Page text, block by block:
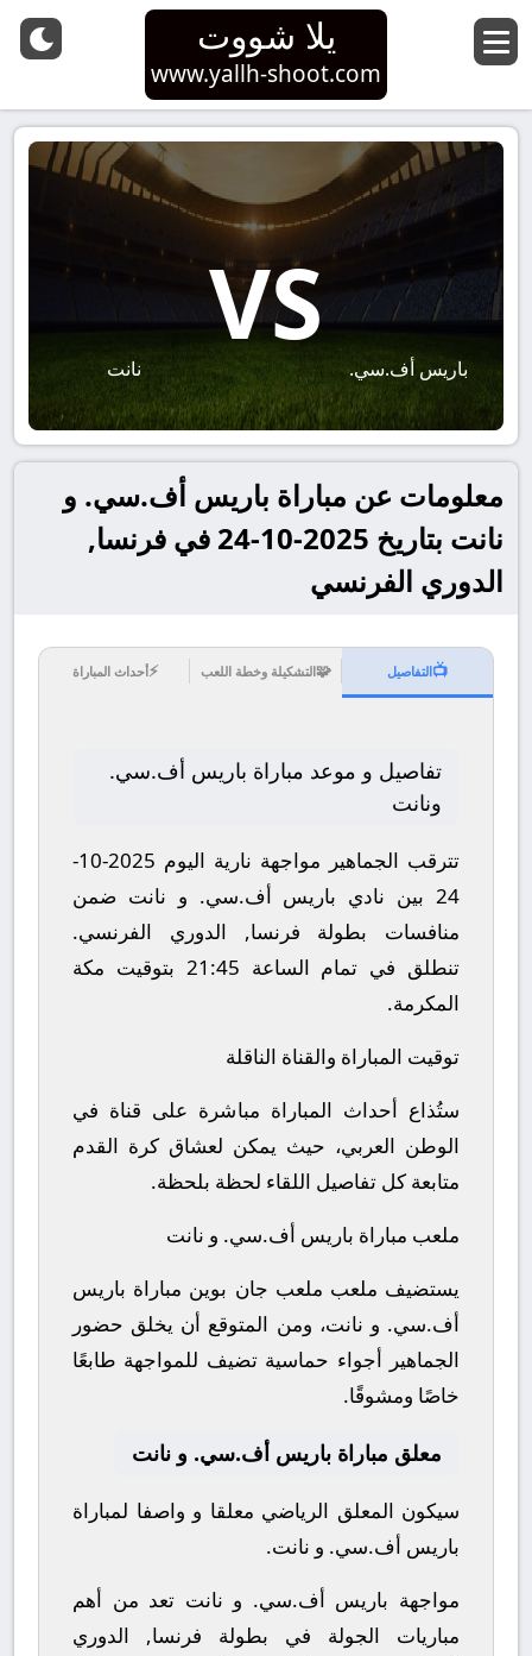
يلا شووت
www.yallh-shoot.com
باريس أف.سي.
VS
نانت
معلومات عن مباراة باريس أف.سي. و
نانت بتاريخ 2025-10-24 في فرنسا,
الدوري الفرنسي
📺التفاصيل 🧩التشكيلة وخطة اللعب ⚡أحداث المباراة
تفاصيل و موعد مباراة باريس أف.سي.
ونانت
تترقب الجماهير مواجهة نارية اليوم 2025-10-
24 بين نادي باريس أف.سي. و نانت ضمن
منافسات بطولة فرنسا, الدوري الفرنسي.
تنطلق في تمام الساعة 21:45 بتوقيت مكة
المكرمة.
توقيت المباراة والقناة الناقلة
ستُذاع أحداث المباراة مباشرة على قناة في
الوطن العربي، حيث يمكن لعشاق كرة القدم
متابعة كل تفاصيل اللقاء لحظة بلحظة.
ملعب مباراة باريس أف.سي. و نانت
يستضيف ملعب ملعب جان بوين مباراة باريس
أف.سي. و نانت، ومن المتوقع أن يخلق حضور
الجماهير أجواء حماسية تضيف للمواجهة طابعًا
خاصًا ومشوقًا.
معلق مباراة باريس أف.سي. و نانت
سيكون المعلق الرياضي معلقا و واصفا لمباراة
باريس أف.سي. و نانت.
مواجهة باريس أف.سي. و نانت تعد من أهم
مباريات الجولة في بطولة فرنسا, الدوري